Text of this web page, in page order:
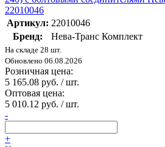
22010046
Артикул: 22010046
Бренд:
Нева-Транс Комплект
На складе 28 шт.
Обновлено 06.08.2026
Розничная цена:
5 165.08 руб. / шт.
Оптовая цена:
5 010.12 руб. / шт.
-
+